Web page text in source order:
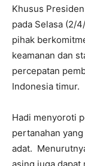
Khusus
pada Selasa (2/
pihak
keamanan dan
percepatan
Indonesia timur.
Hadi menyoroti
pertanahan
adat.